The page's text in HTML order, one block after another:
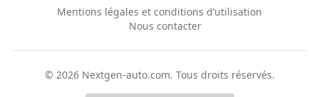
Mentions légales et conditions d’utilisation
Nous contacter
© 2026 Nextgen-auto.com. Tous droits réservés.